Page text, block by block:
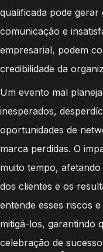
qualificada pode
comunicação e
empresarial, podem
credibilidade da
Um evento mal
inesperados,
oportunidades de
marca perdidas. O
muito tempo,
dos clientes e os
entende esses riscos
mitigá-los, garantindo
celebração de